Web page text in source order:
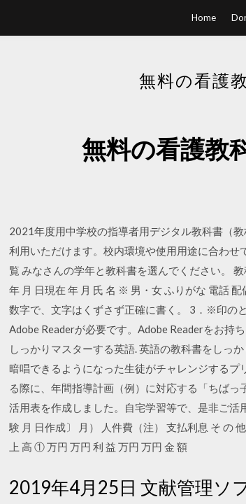
Home
無料の看護
無料の看護教
2021年度用中学校の指導者用デジタル教科書（
利用いただけます。校内環境や使用用途に合わ
覧 みなさんの学年と教科書を選んでください。
年 月 日現在 年 月 氏 名 ※ 男・女 ふりがな 電話
数字で、文字はくずさず正確に書く。 3．※印の
Adobe Readerが必要です。Adobe Readerをお持
しっかりマスターする英語. 英語の教科書をしっ
暗唱できるようになった生徒がチャレンジする
る際に、年間指導計画（例）に対応する「ちば
活用表を作成しました。自宅学習等で、是非ご活
験 月 日作成〕 月） 人件費（注） 支払利息 そ の
上 高 ① 万円 万円 利 益 万円 万円 金 額
2019年4月25日 文献管理ソ